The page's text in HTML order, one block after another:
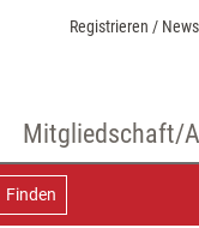
Registrieren /
Mitgliedschaft/
Finden